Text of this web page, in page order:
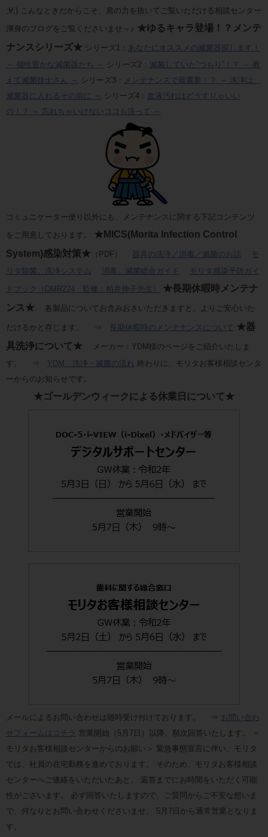
;∀;) こんなときだからこそ、肩の力を抜いてご覧いただける相談センター
渾身のブログをご覧くださいませ～♪ ★ゆるキャラ登場！？メンテ
ナンスシリーズ★ シリーズ1： あなたにオススメの滅菌器探します！
～ 個性豊かな滅菌器たち ～ シリーズ2： 滅菌していた”つもり”！？ ～ 教
えて滅菌技士さん ～ シリーズ3：
メンテナンスで最重要！？ ～ 洗浄は、
滅菌器に入れるその前に ～ シリーズ4： 血液汚れはどうすりゃいい
の！？ ～ 忘れちゃいけないココも洗って ～
コミュニケーター便り以外にも、メンテナンスに関する下記コンテンツ
をご用意しております。 ★MICS(Morita Infection Control
System)感染対策★ （PDF） 器具の洗浄／消毒／滅菌のお話
モ
リタ除菌、洗浄システム
消毒、滅菌総合ガイド
モリタ感染予防ガイ
ドブック（DMR224 監修：柏井伸子先生）
★長期休暇時メンテナ
ンス★ 各製品についてお含みおきいただきますと、よりご安心いた
だけるかと存じます。 ⇒ 長期休暇時のメンテナンスについて ★器
具洗浄について★ メーカー：YDM様のページをご紹介いたしま
す。 ⇒ YDM 洗浄・滅菌の流れ 終わりに、モリタお客様相談センタ
ーからのお知らせです。
★ゴールデンウィークによる休業日について★
メールによるお問い合わせは随時受け付けております。 ⇒ お問い合わ
せフォームはコチラ
営業開始（5月7日）以降、順次回答いたします。 ＜
モリタお客様相談センターからのお願い＞ 緊急事態宣言に伴い、モリタ
では、社員の在宅勤務を進めております。 そのため、モリタお客様相談
センターへご連絡をいただいたあと、 返答までにお時間をいただく可能
性がございます。 必ず回答いたしますので、ご質問からご不安な想いま
で、何なりとお問い合わせくださいませ。 5月7日から通常営業となりま
す。